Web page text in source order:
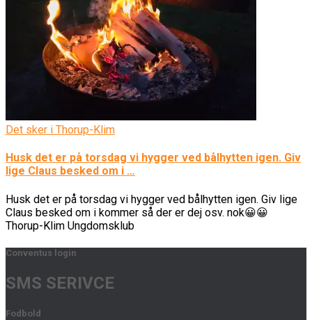
Det sker i Thorup-Klim
Husk det er på torsdag vi hygger ved bålhytten igen. Giv
lige Claus besked om i …
Husk det er på torsdag vi hygger ved bålhytten igen. Giv lige
Claus besked om i kommer så der er dej osv. nok😀😀
Thorup-Klim Ungdomsklub
Conventus login
SMS SERIVCE
Fodbold